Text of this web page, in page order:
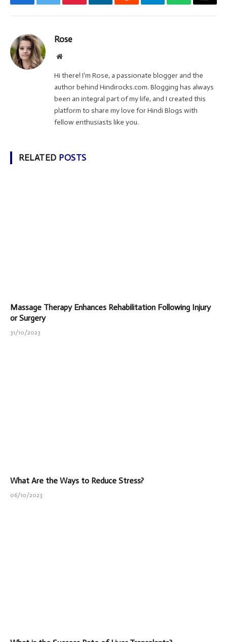
FacebookTwitterPinterestLinkedInRedditTelegramWhatsApp
Email
Rose
Website
Hi there! I'm Rose, a passionate blogger and the
author behind Hindirocks.com. Blogging has always
been an integral part of my life, and I created this
platform to share my love for Hindi Blogs with
fellow enthusiasts like you.
RELATED POSTS
Massage Therapy Enhances Rehabilitation Following Injury
or Surgery
31/10/2023
What Are the Ways to Reduce Stress?
06/10/2023